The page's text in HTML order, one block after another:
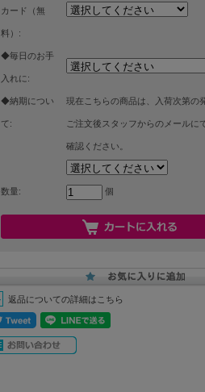
カード（無
料）:
◆毎日のお手
入れに:
◆納期につい
て:
現在こちらの商品は、入荷次第の
ご注文後スタッフからのメールに
確認ください。
数量: 個
返品についての詳細はこちら